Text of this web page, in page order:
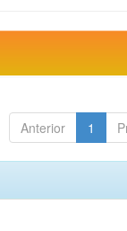
Anterior 1